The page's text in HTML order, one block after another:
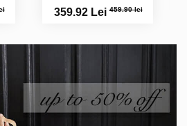
359.92 Lei459.90 lei